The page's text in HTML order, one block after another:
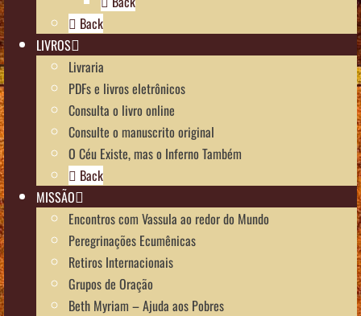
Back
LIVROS
Livraria
PDFs e livros eletrônicos
Consulta o livro online
Consulte o manuscrito original
O Céu Existe, mas o Inferno Também
Back
MISSÃO
Encontros com Vassula ao redor do Mundo
Peregrinações Ecumênicas
Retiros Internacionais
Grupos de Oração
Beth Myriam – Ajuda aos Pobres